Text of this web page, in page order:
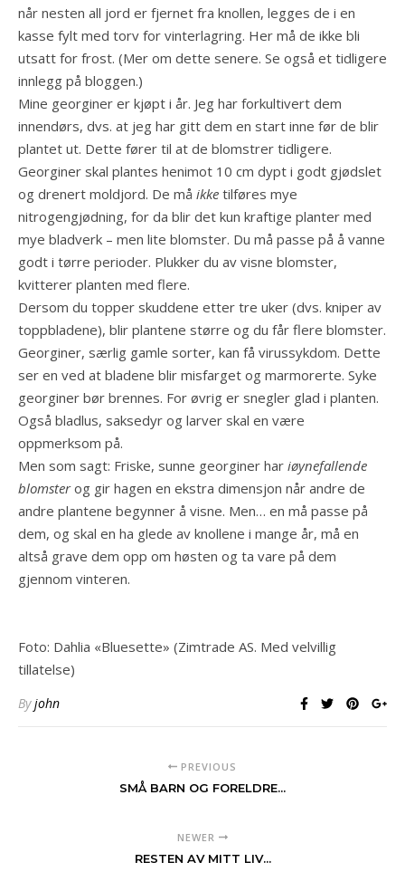
når nesten all jord er fjernet fra knollen, legges de i en
kasse fylt med torv for vinterlagring. Her må de ikke bli
utsatt for frost. (Mer om dette senere. Se også et tidligere
innlegg på bloggen.)
Mine georginer er kjøpt i år. Jeg har forkultivert dem
innendørs, dvs. at jeg har gitt dem en start inne før de blir
plantet ut. Dette fører til at de blomstrer tidligere.
Georginer skal plantes henimot 10 cm dypt i godt gjødslet
og drenert moldjord. De må ikke tilføres mye
nitrogengjødning, for da blir det kun kraftige planter med
mye bladverk – men lite blomster. Du må passe på å vanne
godt i tørre perioder. Plukker du av visne blomster,
kvitterer planten med flere.
Dersom du topper skuddene etter tre uker (dvs. kniper av
toppbladene), blir plantene større og du får flere blomster.
Georginer, særlig gamle sorter, kan få virussykdom. Dette
ser en ved at bladene blir misfarget og marmorerte. Syke
georginer bør brennes. For øvrig er snegler glad i planten.
Også bladlus, saksedyr og larver skal en være
oppmerksom på.
Men som sagt: Friske, sunne georginer har iøynefallende
blomsterog gir hagen en ekstra dimensjon når andre de
andre plantene begynner å visne. Men… en må passe på
dem, og skal en ha glede av knollene i mange år, må en
altså grave dem opp om høsten og ta vare på dem
gjennom vinteren.
Foto: Dahlia «Bluesette» (Zimtrade AS. Med velvillig
tillatelse)
Byjohn
PREVIOUS
SMÅ BARN OG FORELDRE...
NEWER
RESTEN AV MITT LIV...